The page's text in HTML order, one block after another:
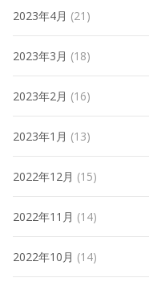
2023年4月 (21)
2023年3月 (18)
2023年2月 (16)
2023年1月 (13)
2022年12月 (15)
2022年11月 (14)
2022年10月 (14)